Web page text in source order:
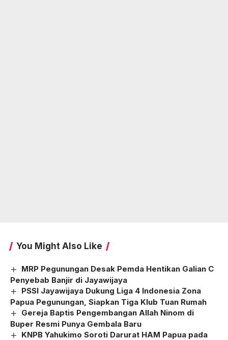
You Might Also Like
MRP Pegunungan Desak Pemda Hentikan Galian C
Penyebab Banjir di Jayawijaya
PSSI Jayawijaya Dukung Liga 4 Indonesia Zona
Papua Pegunungan, Siapkan Tiga Klub Tuan Rumah
Gereja Baptis Pengembangan Allah Ninom di
Buper Resmi Punya Gembala Baru
KNPB Yahukimo Soroti Darurat HAM Papua pada